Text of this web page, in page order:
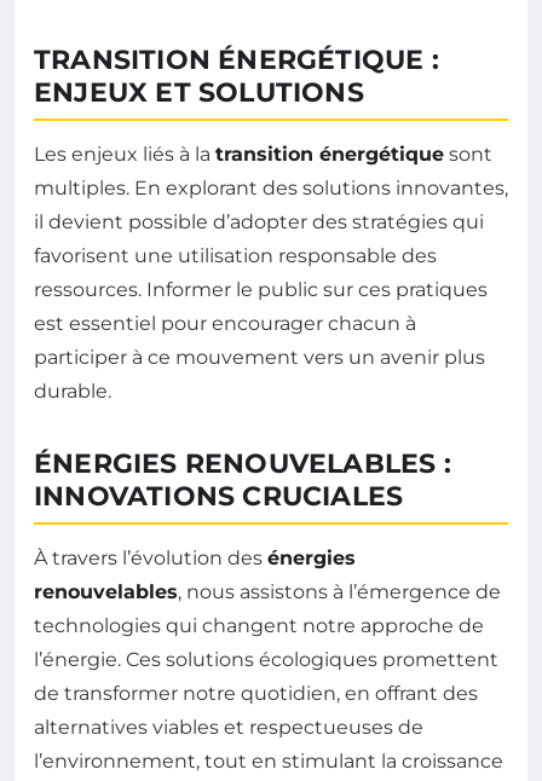
TRANSITION ÉNERGÉTIQUE :
ENJEUX ET SOLUTIONS
Les enjeux liés à la transition énergétique sont
multiples. En explorant des solutions innovantes,
il devient possible d’adopter des stratégies qui
favorisent une utilisation responsable des
ressources. Informer le public sur ces pratiques
est essentiel pour encourager chacun à
participer à ce mouvement vers un avenir plus
durable.
ÉNERGIES RENOUVELABLES :
INNOVATIONS CRUCIALES
À travers l’évolution des énergies
renouvelables, nous assistons à l’émergence de
technologies qui changent notre approche de
l’énergie. Ces solutions écologiques promettent
de transformer notre quotidien, en offrant des
alternatives viables et respectueuses de
l’environnement, tout en stimulant la croissance